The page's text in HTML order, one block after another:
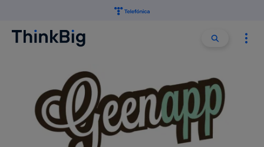
Buscar